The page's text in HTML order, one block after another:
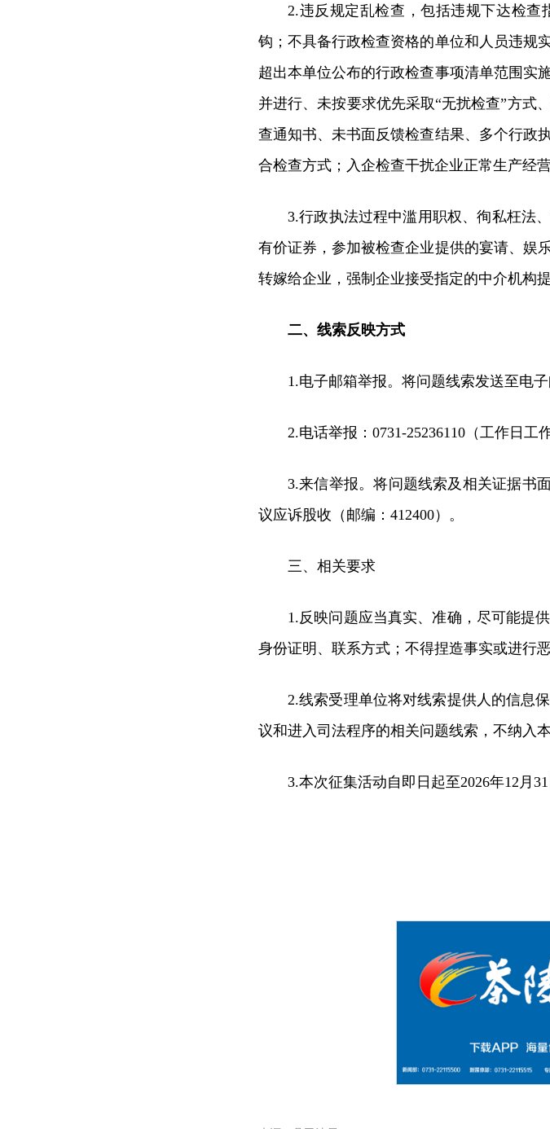
2.违反规定乱检查，包括违规下达检
钩；不具备行政检查资格的单位和人员违规
超出本单位公布的行政检查事项清单范围实
并进行、未按要求优先采取“无扰检查”方式
查通知书、未书面反馈检查结果、多个行政
合检查方式；入企检查干扰企业正常生产经
3.行政执法过程中滥用职权、徇私枉法
有价证券，参加被检查企业提供的宴请、娱
转嫁给企业，强制企业接受指定的中介机构
二、线索反映方式
1.电子邮箱举报。将问题线索发送至电
2.电话举报：0731-25236110（工作日工
3.来信举报。将问题线索及相关证据书
议应诉股收（邮编：412400）。
三、相关要求
1.反映问题应当真实、准确，尽可能提
身份证明、联系方式；不得捏造事实或进行恶
2.线索受理单位将对线索提供人的信息
议和进入司法程序的相关问题线索，不纳入本
3.本次征集活动自即日起至2026年12月31